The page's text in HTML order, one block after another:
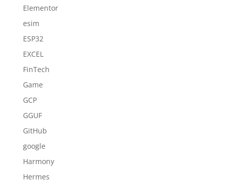
Elementor
esim
ESP32
EXCEL
FinTech
Game
GCP
GGUF
GitHub
google
Harmony
Hermes